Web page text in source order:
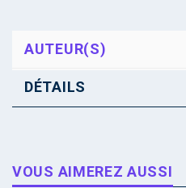
AUTEUR(S)
DÉTAILS
VOUS AIMEREZ AUSSI